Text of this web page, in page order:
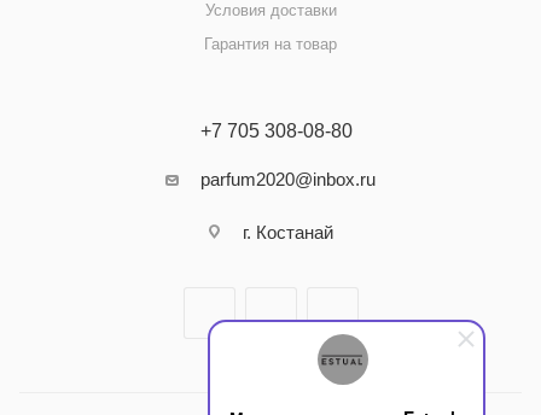
Условия доставки
Гарантия на товар
+7 705 308-08-80
parfum2020@inbox.ru
г. Костанай